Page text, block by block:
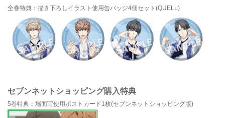
全巻特典：描き下ろしイラスト使用缶バッジ4個セット(QUELL)
セブンネットショッピング購入特典
5巻特典：場面写使用ポストカード1枚(セブンネットショッピング版)